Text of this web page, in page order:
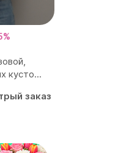
кусто...
заказ